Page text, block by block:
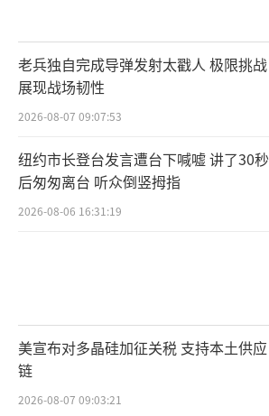
老兵独自完成导弹发射太戳人 极限挑战
展现战场韧性
2026-08-07 09:07:53
纽约市长登台发言遭台下喊嘘 讲了30秒
后匆匆离台 听众倒竖拇指
2026-08-06 16:31:19
美宣布对多晶硅加征关税 支持本土供应
链
2026-08-07 09:03:21